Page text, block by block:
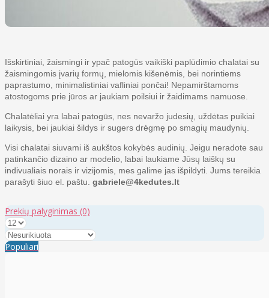
Išskirtiniai, žaismingi ir ypač patogūs vaikiški paplūdimio chalatai su
žaismingomis įvarių formų, mielomis kišenėmis, bei norintiems
paprastumo, minimalistiniai vafliniai pončai! Nepamirštamoms
atostogoms prie jūros ar jaukiam poilsiui ir žaidimams namuose.
Chalatėliai yra labai patogūs, nes nevaržo judesių, uždėtas puikiai
laikysis, bei jaukiai šildys ir sugers drėgmę po smagių maudynių.
Visi chalatai siuvami iš aukštos kokybės audinių. Jeigu neradote sau
patinkančio dizaino ar modelio, labai laukiame Jūsų laiškų su
indivualiais norais ir vizijomis, mes galime jas išpildyti. Jums tereikia
parašyti šiuo el. paštu. gabriele@4kedutes.lt
Prekių palyginimas (0)
Populiari